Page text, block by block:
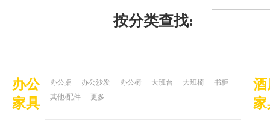
按分类查找:
办公
家具
办公桌 办公沙发 办公椅 大班台 大班椅
书柜
其他/配件
更多
酒
家